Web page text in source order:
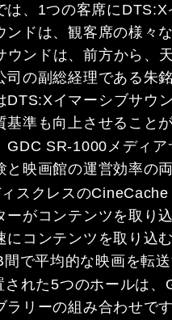
は、1つの客席に
ンドは、観客席の様々
ウンドは、前方から、
司の副総経理である朱
DTS:Xイマーシブサウ
基準も向上させること
GDC SR-1000メディ
と映画館の運営効率の
スクレスの
ーがコンテンツを取り
にコンテンツを取り込
で平均的な映画を転
れた5つのホールは
ラリーの組み合わせで